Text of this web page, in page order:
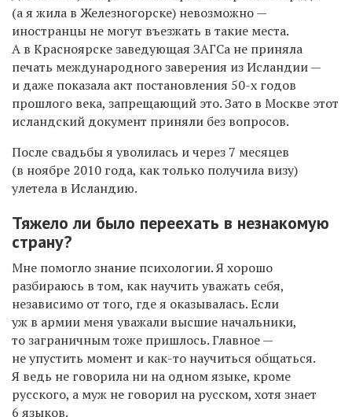
(а я жила в Железногорске) невозможно —
иностранцы не могут въезжать в такие места.
А в Красноярске заведующая ЗАГСа не приняла
печать международного заверения из Исландии —
и даже показала акт постановления 50-х годов
прошлого века, запрещающий это. Зато в Москве этот
исландский документ приняли без вопросов.
После свадьбы я уволилась и через 7 месяцев
(в ноябре 2010 года, как только получила визу)
улетела в Исландию.
Тяжело ли было переехать в незнакомую
страну?
Мне помогло знание психологии. Я хорошо
разбираюсь в том, как научить уважать себя,
независимо от того, где я оказывалась. Если
уж в армии меня уважали высшие начальники,
то заграничным тоже пришлось. Главное —
не упустить момент и как-то научиться общаться.
Я ведь не говорила ни на одном языке, кроме
русского, а муж не говорил на русском, хотя знает
6 языков.